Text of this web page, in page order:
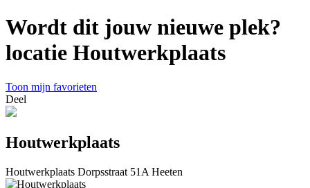
Wordt dit jouw nieuwe plek?
locatie Houtwerkplaats
Toon mijn favorieten
Deel
Houtwerkplaats
Houtwerkplaats Dorpsstraat 51A Heeten